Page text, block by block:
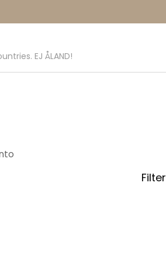
EJ ÅLAND!
Filter